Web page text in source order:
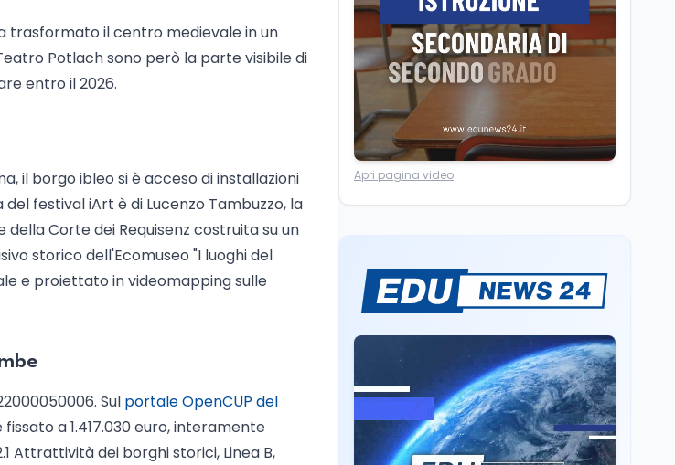
trasformato il centro medievale in un
Potlach sono però la parte visibile di
entro il 2026.
il borgo ibleo si è acceso di installazioni
festival iArt è di Lucenzo Tambuzzo, la
Corte dei Requisenz costruita su un
storico dell'Ecomuseo "I luoghi del
e proiettato in videomapping sulle
Sul portale OpenCUP del
a 1.417.030 euro, interamente
Attrattività dei borghi storici, Linea B,
Scuola5 ago
Il Ministro della Pa
Zangrillo in Parlamento:
"12 miliardi per l'edilizia
Scuola5 ago
Il Ministro Valditara ha
incontrato due studenti
palestinesi giunti da
competitiva l'università
italiana? Cosa dicono i
dati 2026
Consiglio di Stato:
scorrere la graduatoria
per i 500 posti vacanti
dopo il semestre filtro
Lavoro5 ago
Volontariato, firmata
Apri pagina video